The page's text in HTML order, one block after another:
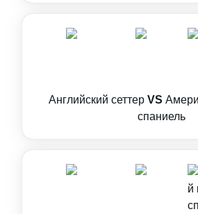
Английский сеттер VS
спаниель